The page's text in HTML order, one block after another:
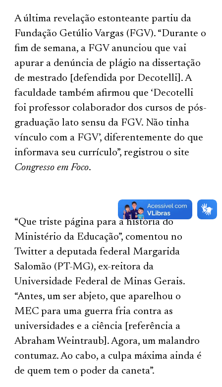
A última revelação estonteante partiu da
Fundação Getúlio Vargas (FGV). “Durante o
fim de semana, a FGV anunciou que vai
apurar a denúncia de plágio na dissertação
de mestrado [defendida por Decotelli]. A
faculdade também afirmou que ‘Decotelli
foi professor colaborador dos cursos de pós-
graduação lato sensu da FGV. Não tinha
vínculo com a FGV’, diferentemente do que
informava seu currículo”, registrou o site
Congresso em Foco.
“Que triste página para a história do
Ministério da Educação”, comentou no
Twitter a deputada federal Margarida
Salomão (PT-MG), ex-reitora da
Universidade Federal de Minas Gerais.
“Antes, um ser abjeto, que aparelhou o
MEC para uma guerra fria contra as
universidades e a ciência [referência a
Abraham Weintraub]. Agora, um malandro
contumaz. Ao cabo, a culpa máxima ainda é
de quem tem o poder da caneta”.